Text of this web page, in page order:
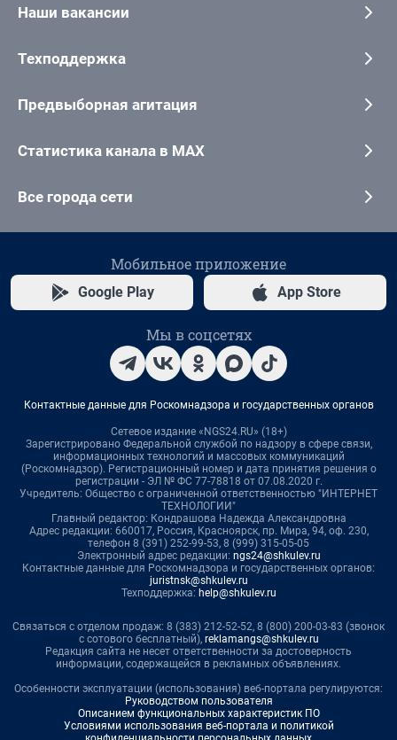
Наши вакансии
Техподдержка
Предвыборная агитация
Статистика канала в MAX
Все города сети
Мобильное приложение
Google Play App Store
Мы в соцсетях
Контактные данные для Роскомнадзора и государственных органов
Сетевое издание «NGS24.RU» (18+)
Зарегистрировано Федеральной службой по надзору в сфере связи,
информационных технологий и массовых коммуникаций
(Роскомнадзор). Регистрационный номер и дата принятия решения о
регистрации - ЭЛ № ФС 77-78818 от 07.08.2020 г.
Учредитель: Общество с ограниченной ответственностью "ИНТЕРНЕТ
ТЕХНОЛОГИИ"
Главный редактор: Кондрашова Надежда Александровна
Адрес редакции: 660017, Россия, Красноярск, пр. Мира, 94, оф. 230,
телефон 8 (391) 252-99-53, 8 (999) 315-05-05
Электронный адрес редакции: ngs24@shkulev.ru
Контактные данные для Роскомнадзора и государственных органов:
juristnsk@shkulev.ru
Техподдержка: help@shkulev.ru
Связаться с отделом продаж: 8 (383) 212-52-52, 8 (800) 200-03-83 (звонок
с сотового бесплатный), reklamangs@shkulev.ru
Редакция сайта не несет ответственности за достоверность
информации, содержащейся в рекламных объявлениях.
Особенности эксплуатации (использования) веб-портала регулируются:
Руководством пользователя
Описанием функциональных характеристик ПО
Условиями использования веб-портала и политикой